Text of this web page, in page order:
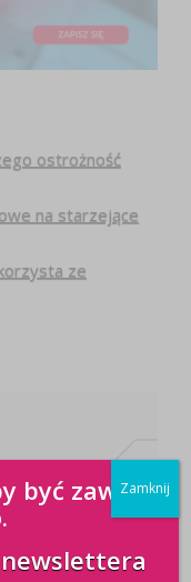
ostrożność
na starzejące
ze
być zawsze
newslettera
Zamknij